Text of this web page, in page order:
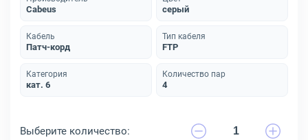
Cabeus серый
Кабель
Патч-корд
Тип кабеля
FTP
Категория
кат. 6
Количество пар
4
Выберите количество: